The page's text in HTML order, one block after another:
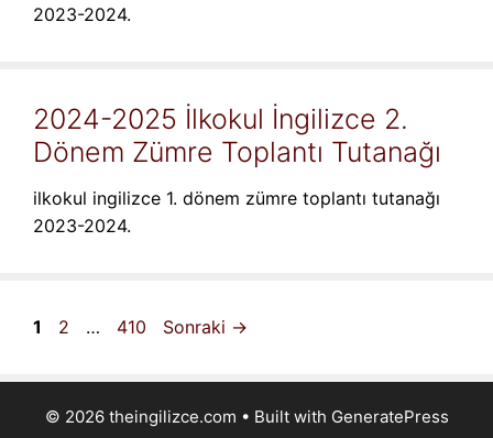
2023-2024.
2024-2025 İlkokul İngilizce 2.
Dönem Zümre Toplantı Tutanağı
ilkokul ingilizce 1. dönem zümre toplantı tutanağı
2023-2024.
Sayfa
1 Sayfa
2 … Sayfa
410 Sonraki →
© 2026 theingilizce.com • Built with GeneratePress